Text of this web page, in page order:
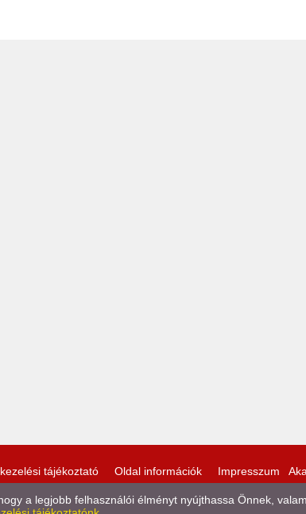
tájékoztató Oldal információk Impresszum
a legjobb felhasználói élményt nyújthassa Önnek,